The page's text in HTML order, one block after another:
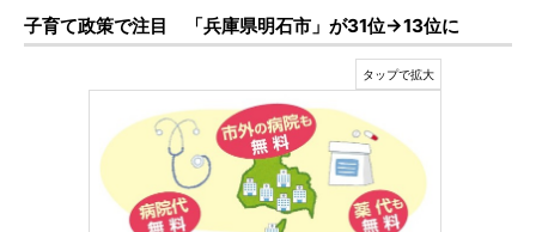
子育て政策で注目 「兵庫県明石市」が31位→13位に